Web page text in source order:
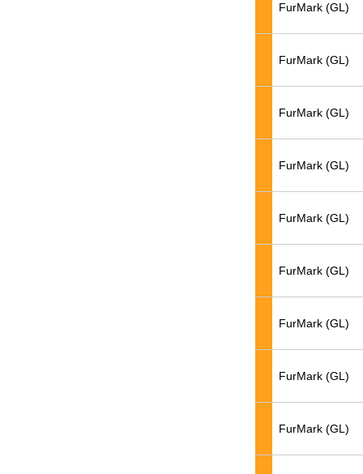
FurMark (GL)
FurMark (GL)
FurMark (GL)
FurMark (GL)
FurMark (GL)
FurMark (GL)
FurMark (GL)
FurMark (GL)
FurMark (GL)